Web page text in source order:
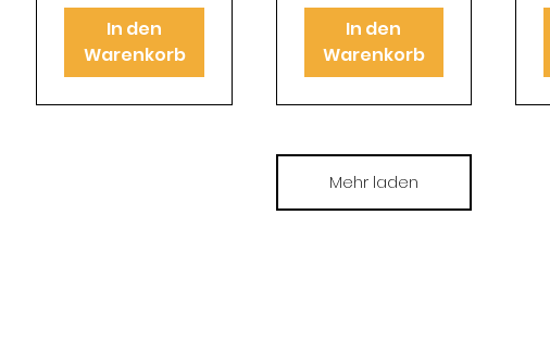
In den
Warenkorb
In den
Warenkorb
Mehr laden